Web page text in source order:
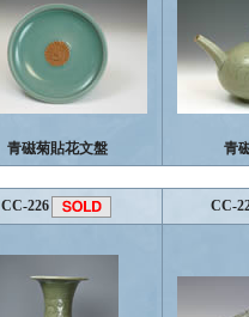
青磁菊貼花文盤 青
CC-226 CC-